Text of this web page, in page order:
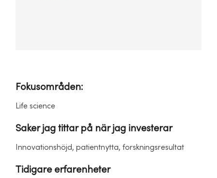
Fokusområden:
Life science
Saker jag tittar på när jag investerar
Innovationshöjd, patientnytta, forskningsresultat
Tidigare erfarenheter